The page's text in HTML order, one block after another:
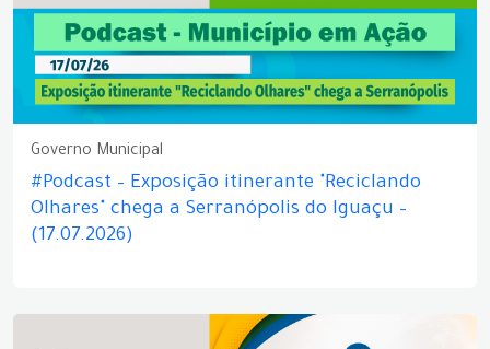
Governo Municipal
#Podcast – Exposição itinerante "Reciclando
Olhares" chega a Serranópolis do Iguaçu –
(17.07.2026)